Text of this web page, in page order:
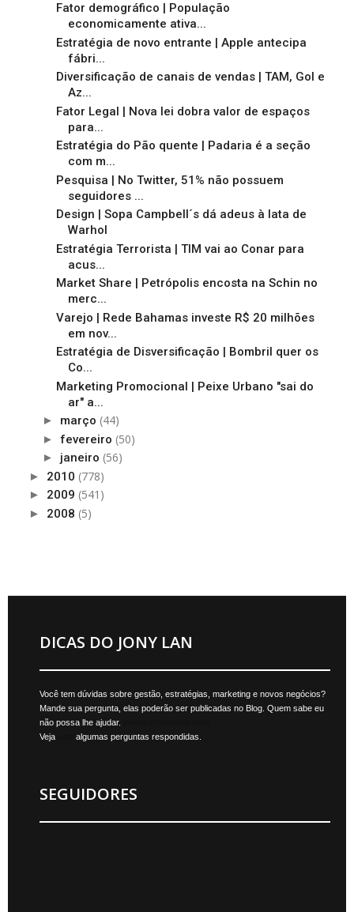
Fator demográfico | População
economicamente ativa...
Estratégia de novo entrante | Apple antecipa
fábri...
Diversificação de canais de vendas | TAM, Gol e
Az...
Fator Legal | Nova lei dobra valor de espaços
para...
Estratégia do Pão quente | Padaria é a seção
com m...
Pesquisa | No Twitter, 51% não possuem
seguidores ...
Design | Sopa Campbell´s dá adeus à lata de
Warhol
Estratégia Terrorista | TIM vai ao Conar para
acus...
Market Share | Petrópolis encosta na Schin no
merc...
Varejo | Rede Bahamas investe R$ 20 milhões
em nov...
Estratégia de Disversificação | Bombril quer os
Co...
Marketing Promocional | Peixe Urbano "sai do
ar" a...
► março (44)
► fevereiro (50)
► janeiro (56)
► 2010 (778)
► 2009 (541)
► 2008 (5)
DICAS DO JONY LAN
Você tem dúvidas sobre gestão, estratégias, marketing e novos negócios?
Mande sua pergunta, elas poderão ser publicadas no Blog. Quem sabe eu
não possa lhe ajudar.
Veja
algumas perguntas respondidas.
SEGUIDORES